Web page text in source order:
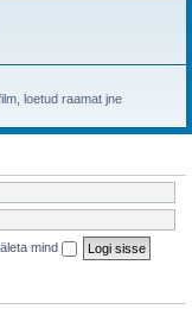
loetud raamat jne
mind